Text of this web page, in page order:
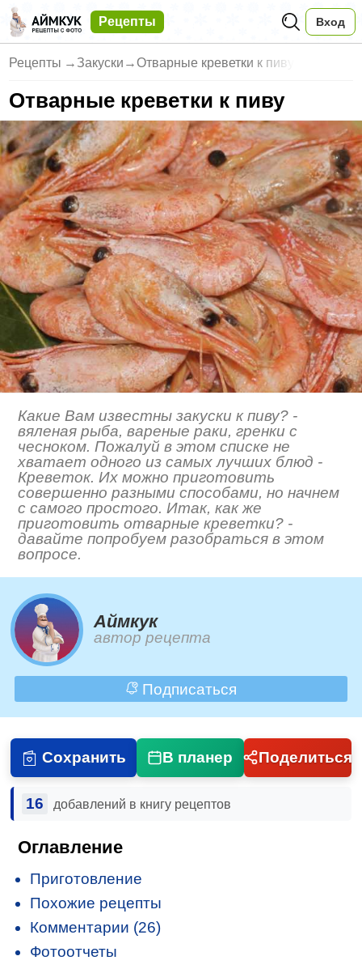
Рецепты Вход
Рецепты → Закуски →Отварные креветки к пиву
Отварные креветки к пиву
Какие Вам известны закуски к пиву? -
вяленая рыба, вареные раки, гренки с
чесноком. Пожалуй в этом списке не
хватает одного из самых лучших блюд -
Креветок. Их можно приготовить
совершенно разными способами, но начнем
с самого простого. Итак, как же
приготовить отварные креветки? -
давайте попробуем разобраться в этом
вопросе.
Аймкук
автор рецепта
Подписаться
Сохранить В планер Поделиться
16 добавлений в книгу рецептов
Оглавление
Приготовление
Похожие рецепты
Комментарии (26)
Фотоотчеты